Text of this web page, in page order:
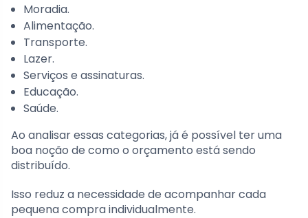
Moradia.
Alimentação.
Transporte.
Lazer.
Serviços e assinaturas.
Educação.
Saúde.
Ao analisar essas categorias, já é possível ter uma
boa noção de como o orçamento está sendo
distribuído.
Isso reduz a necessidade de acompanhar cada
pequena compra individualmente.